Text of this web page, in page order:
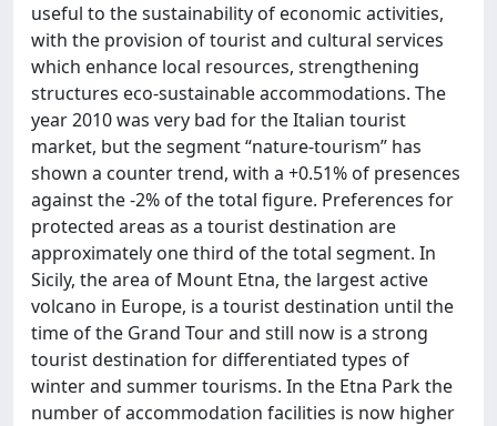
useful to the sustainability of economic activities,
with the provision of tourist and cultural services
which enhance local resources, strengthening
structures eco-sustainable accommodations. The
year 2010 was very bad for the Italian tourist
market, but the segment “nature-tourism” has
shown a counter trend, with a +0.51% of presences
against the -2% of the total figure. Preferences for
protected areas as a tourist destination are
approximately one third of the total segment. In
Sicily, the area of Mount Etna, the largest active
volcano in Europe, is a tourist destination until the
time of the Grand Tour and still now is a strong
tourist destination for differentiated types of
winter and summer tourisms. In the Etna Park the
number of accommodation facilities is now higher